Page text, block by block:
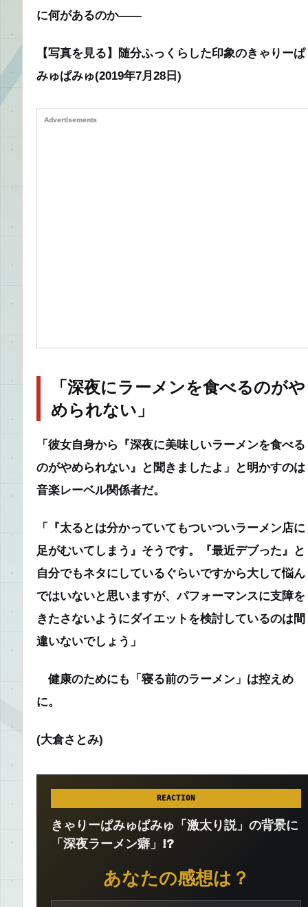
に何があるのか――
【写真を見る】随分ふっくらした印象のきゃりーぱ
みゅぱみゅ(2019年7月28日)
Advertisements
「深夜にラーメンを食べるのがや
められない」
「彼女自身から『深夜に美味しいラーメンを食べる
のがやめられない』と聞きましたよ」
と明かすのは
音楽レーベル関係者だ。
「『太るとは分かっていてもついついラーメン店に
足がむいてしまう』そうです。『最近デブった』と
自分でもネタにしているぐらいですから大して悩ん
ではいないと思いますが、パフォーマンスに支障を
きたさないようにダイエットを検討しているのは間
違いないでしょう」
健康のためにも「寝る前のラーメン」は控えめ
に。
(大倉さとみ)
REACTION
きゃりーぱみゅぱみゅ「激太り説」の背景に
「深夜ラーメン癖」!?
あなたの感想は？